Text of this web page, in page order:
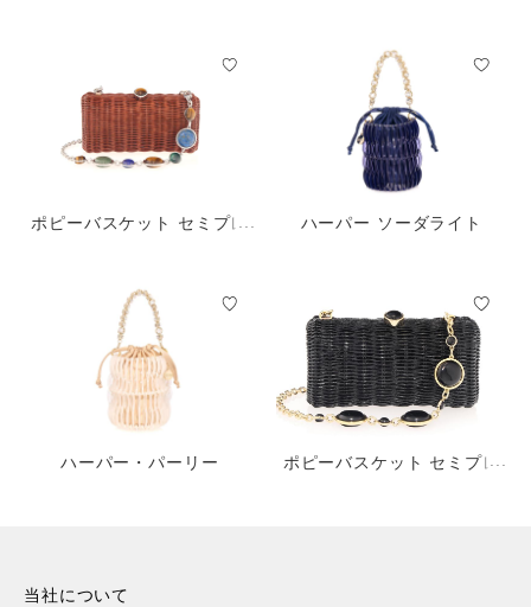
ポピーバスケット セミプレ
ハーパー ソーダライト
ハーパー・パーリー
ポピーバスケット セミプレ
当社について